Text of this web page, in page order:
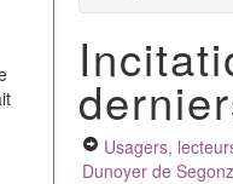
Usagers,
Dunoyer de